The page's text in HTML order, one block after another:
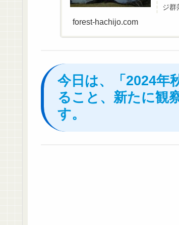
ジ群
forest-hachijo.com
今日は、「2024年
ること、新たに観
す。